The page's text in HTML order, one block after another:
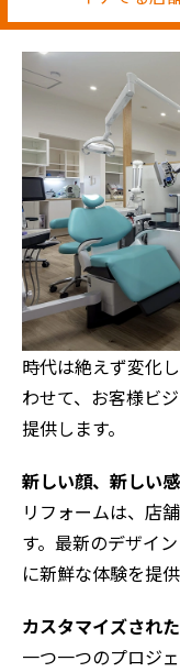
時代は絶えず変化
わせて、お客様ビ
提供します。
新しい顔、新しい
リフォームは、店
す。最新のデザイ
に新鮮な体験を提供
カスタマイズされ
一つ一つのプロジ